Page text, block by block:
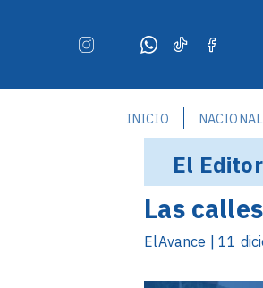
INICIO
El
Las
ElAvance | 11